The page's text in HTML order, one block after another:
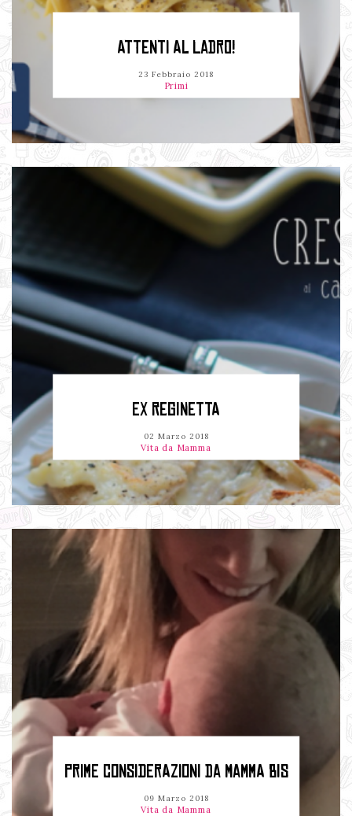
ATTENTI AL LADRO!
23 Febbraio 2018
Primi
EX REGINETTA
02 Marzo 2018
Vita da Mamma
PRIME CONSIDERAZIONI DA MAMMA BIS
09 Marzo 2018
Vita da Mamma